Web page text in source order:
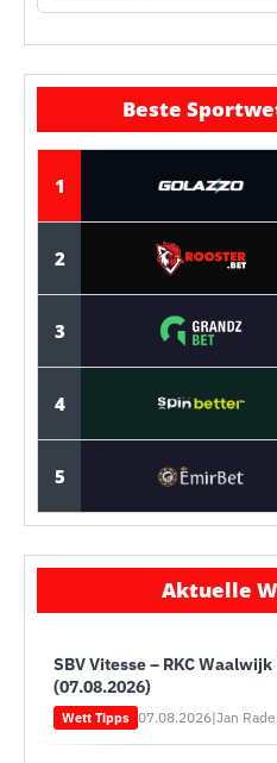
Beste
1
2
3
4
5
Aktuelle
SBV Vitesse – RKC
(07.08.2026)
Wett Tipps 07.08.2026|Jan